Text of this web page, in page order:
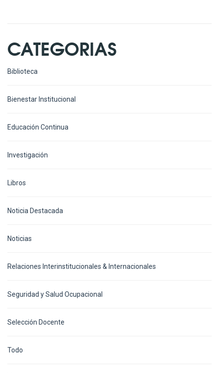
CATEGORIAS
Biblioteca
Bienestar Institucional
Educación Continua
Investigación
Libros
Noticia Destacada
Noticias
Relaciones Interinstitucionales & Internacionales
Seguridad y Salud Ocupacional
Selección Docente
Todo